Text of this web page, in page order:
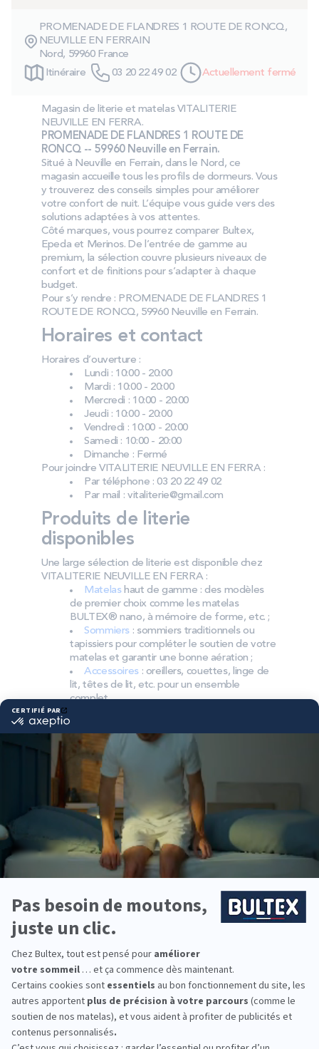
Technologie bultex
Nos engagements
Storelocator
ContactMon compte
PROMENADE DE FLANDRES 1 ROUTE DE RONCQ,
NEUVILLE EN FERRAIN
Nord, 59960 France
Itinéraire
03 20 22 49 02 Actuellement fermé
Magasin de literie et matelas VITALITERIE
NEUVILLE EN FERRA.
PROMENADE DE FLANDRES 1 ROUTE DE
RONCQ -- 59960 Neuville en Ferrain.
Situé à Neuville en Ferrain, dans le Nord, ce
magasin accueille tous les profils de dormeurs. Vous
y trouverez des conseils simples pour améliorer
votre confort de nuit. L’équipe vous guide vers des
solutions adaptées à vos attentes.
Côté marques, vous pourrez comparer Bultex,
Epeda et Merinos. De l’entrée de gamme au
premium, la sélection couvre plusieurs niveaux de
confort et de finitions pour s’adapter à chaque
budget.
Pour s’y rendre : PROMENADE DE FLANDRES 1
ROUTE DE RONCQ, 59960 Neuville en Ferrain.
Horaires et contact
Horaires d’ouverture :
Lundi : 10:00 - 20:00
Mardi : 10:00 - 20:00
Mercredi : 10:00 - 20:00
Jeudi : 10:00 - 20:00
Vendredi : 10:00 - 20:00
Samedi : 10:00 - 20:00
Dimanche : Fermé
Pour joindre VITALITERIE NEUVILLE EN FERRA :
Par téléphone : 03 20 22 49 02
Par mail : vitaliterie@gmail.com
Produits de literie
disponibles
Une large sélection de literie est disponible chez
VITALITERIE NEUVILLE EN FERRA :
Matelashaut de gamme : des modèles
de premier choix comme les matelas
BULTEX® nano, à mémoire de forme, etc. ;
Sommiers : sommiers traditionnels ou
tapissiers pour compléter le soutien de votre
matelas et garantir une bonne aération ;
Accessoires: oreillers, couettes, linge de
lit, têtes de lit, etc. pour un ensemble
complet.
Pourquoi choisir Bultex
comme literie ?
Bultex est la marque de literie la plus détenue par
les Français*, preuve d’une confiance durable. La
mousse BULTEX®, fruit d’un savoir‑faire reconnu,
vise un confort stable et une bonne tenue dans le
Chaque dormeur a son ressenti : souple, équilibré,
ferme ou très ferme. Associer le bon matelas
Bultex à un sommier compatible permet d’ajuster
précisément le soutien et l’accueil.
Pour équiper toute la famille, vous trouverez des
épaisseurs, tailles et technologies variées,
adaptées aux adultes, aux ados comme aux plus
jeunes, ainsi qu’aux chambres d’amis.
interrogées de février 2019 à mars 2025. Institut
Iligo.
VITALITERIE NEUVILLE EN
FERRA : essayez avant
d’acheter